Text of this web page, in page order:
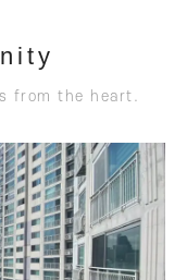
from the heart.